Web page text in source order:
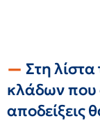
Στη
κλάδων που
αποδείξεις